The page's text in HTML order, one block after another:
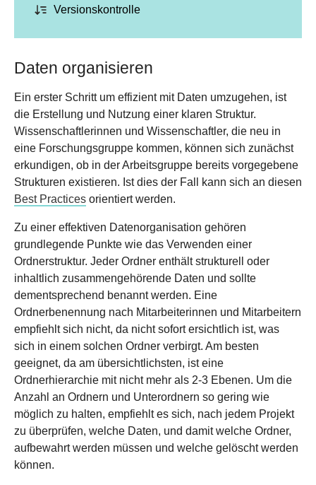
Versionskontrolle
Daten organisieren
Ein erster Schritt um effizient mit Daten umzugehen, ist
die Erstellung und Nutzung einer klaren Struktur.
Wissenschaftlerinnen und Wissenschaftler, die neu in
eine Forschungsgruppe kommen, können sich zunächst
erkundigen, ob in der Arbeitsgruppe bereits vorgegebene
Strukturen existieren. Ist dies der Fall kann sich an diesen
Best Practices orientiert werden.
Zu einer effektiven Datenorganisation gehören
grundlegende Punkte wie das Verwenden einer
Ordnerstruktur. Jeder Ordner enthält strukturell oder
inhaltlich zusammengehörende Daten und sollte
dementsprechend benannt werden. Eine
Ordnerbenennung nach Mitarbeiterinnen und Mitarbeitern
empfiehlt sich nicht, da nicht sofort ersichtlich ist, was
sich in einem solchen Ordner verbirgt. Am besten
geeignet, da am übersichtlichsten, ist eine
Ordnerhierarchie mit nicht mehr als 2-3 Ebenen. Um die
Anzahl an Ordnern und Unterordnern so gering wie
möglich zu halten, empfiehlt es sich, nach jedem Projekt
zu überprüfen, welche Daten, und damit welche Ordner,
aufbewahrt werden müssen und welche gelöscht werden
können.